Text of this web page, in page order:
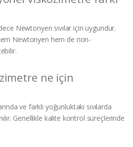
Newtonyen sıvılar için uygundur.
Newtonyen hem de non-
ne için
ve farklı yoğunluktaki sıvılarda
Genellikle kalite kontrol süreçlerinde